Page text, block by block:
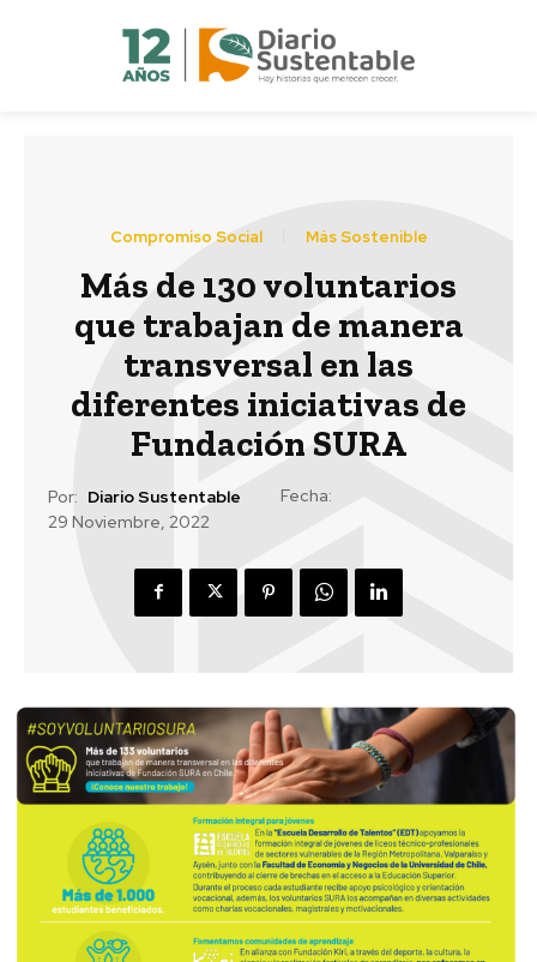
Compromiso Social Más Sostenible
Más de 130 voluntarios
que trabajan de manera
transversal en las
diferentes iniciativas de
Fundación SURA
Por: Diario Sustentable
Fecha:
29 Noviembre, 2022